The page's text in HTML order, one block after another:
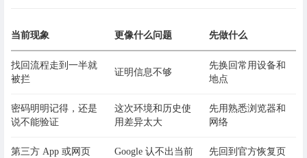
当前现象 更像什么问题 先做什么
找回流程走到一半就
被拦
证明信息不够
先换回常用设备和
地点
密码明明记得，还是
说不能验证
这次环境和历史使
用差异太大
先用熟悉浏览器和
网络
第三方 App 或网页
Google 认不出当前
先回到官方恢复页